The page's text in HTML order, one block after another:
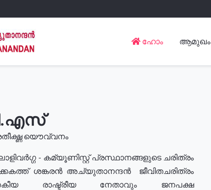
ഹോം ആമുഖം
യൌവ്വനം
- കമ്യൂണിസ്റ്റ് പ്രസ്ഥാനങ്ങളുടെ ചരിത്രം
ശങ്കരൻ അച്യുതാനന്ദൻ ജീവിതചരിത്രം
രാഷ്ട്രീയ നേതാവും ജനപക്ഷ